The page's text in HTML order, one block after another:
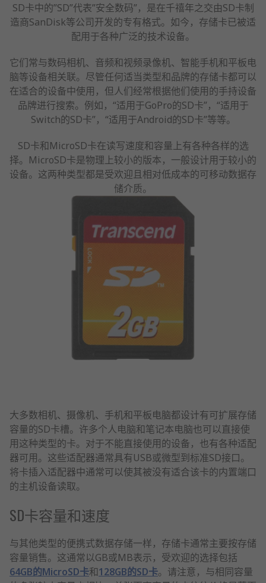
SD卡中的”SD”代表”安全数码”，是在千禧年之交由SD卡制
造商SanDisk等公司开发的专有格式。如今，存储卡已被适
配用于各种广泛的技术设备。
它们常与数码相机、音频和视频录像机、智能手机和平板电
脑等设备相关联。尽管任何适当类型和品牌的存储卡都可以
在适合的设备中使用，但人们经常根据他们使用的手持设备
品牌进行搜索。例如，“适用于GoPro的SD卡”，“适用于
Switch的SD卡”，“适用于Android的SD卡”等等。
SD卡和MicroSD卡在读写速度和容量上有各种各样的选
择。MicroSD卡是物理上较小的版本，一般设计用于较小的
设备。这两种类型都是受欢迎且相对低成本的可移动数据存
储介质。
大多数相机、摄像机、手机和平板电脑都设计有可扩展存储
容量的SD卡槽。许多个人电脑和笔记本电脑也可以直接使
用这种类型的卡。对于不能直接使用的设备，也有各种适配
器可用。这些适配器通常具有USB或微型到标准SD接口。
将卡插入适配器中通常可以使其被没有适合该卡的内置端口
的主机设备读取。
SD卡容量和速度
与其他类型的便携式数据存储一样，存储卡通常主要按存储
容量销售。这通常以GB或MB表示，受欢迎的选择包括
64GB的MicroSD卡和128GB的SD卡。请注意，与相同容量